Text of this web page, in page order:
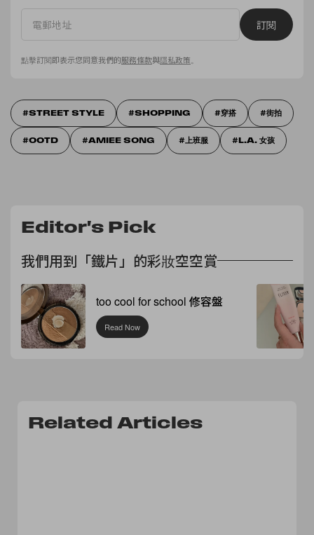
訂閱
點擊訂閱即表示您同意我們的服務條款與隱私政策
STREET STYLE SHOPPING 穿搭 街拍
OOTD AMIEE SONG 上班服 L.A. 女孩
Editor's Pick
我們用到「鐵片」的彩妝空空賞
too cool for school 修容盤
Read Now
Related Articles